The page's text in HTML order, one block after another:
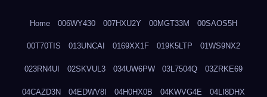
Home 006WY430 007HXU2Y 00MGT33M 00SAOS5H
00T70TIS 013UNCAI 0169XX1F 019K5LTP 01WS9NX2
023RN4UI 02SKVUL3 034UW6PW 03L7504Q 03ZRKE69
04CAZD3N 04EDWV8I 04H0HX0B 04KWVG4E 04LI8DHX